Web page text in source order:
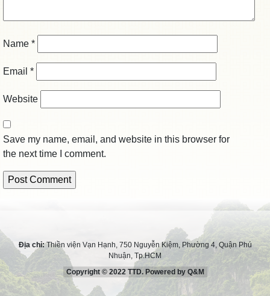
Name *
Email *
Website
Save my name, email, and website in this browser for
the next time I comment.
Địa chỉ:Thiền viện Vạn Hạnh, 750 Nguyễn Kiệm, Phường 4, Quận Phú
Nhuận, Tp.HCM
Copyright © 2022 TTD. Powered by Q&M